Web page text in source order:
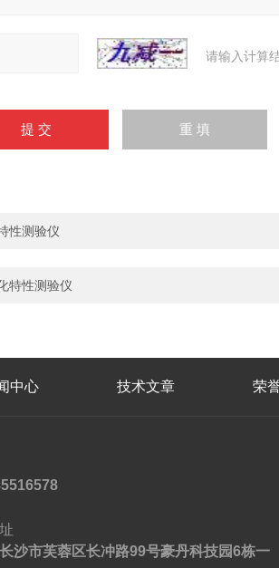
请输入计算
性测验仪
特性测验仪
中心 技术文章 荣
沙市芙蓉区长冲路99号豪丹科技园6栋一